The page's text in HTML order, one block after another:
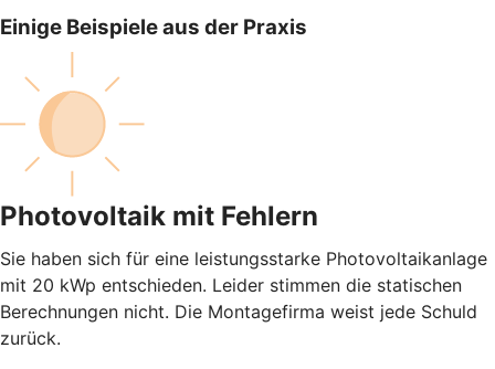
Einige Beispiele aus der Praxis
Photovoltaik mit Fehlern
Sie haben sich für eine leistungsstarke Photovoltaikanlage
mit 20 kWp entschieden. Leider stimmen die statischen
Berechnungen nicht. Die Montagefirma weist jede Schuld
zurück.